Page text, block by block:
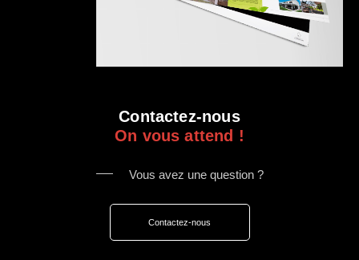
Contactez-nous
On vous attend !
Vous avez une question ?
Contactez-nous